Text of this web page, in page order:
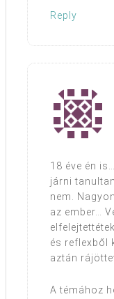
Reply
18 éve én
járni
nem.
az ember…
és reflexből
aztán
A témához